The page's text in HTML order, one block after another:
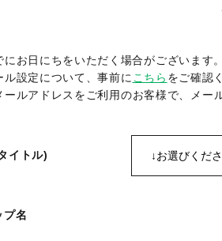
にお日にちをいただく場合がございます。
ル設定について、事前に こちら をご確認
ールアドレスをご利用のお客様で、メー
イトル)
プ名